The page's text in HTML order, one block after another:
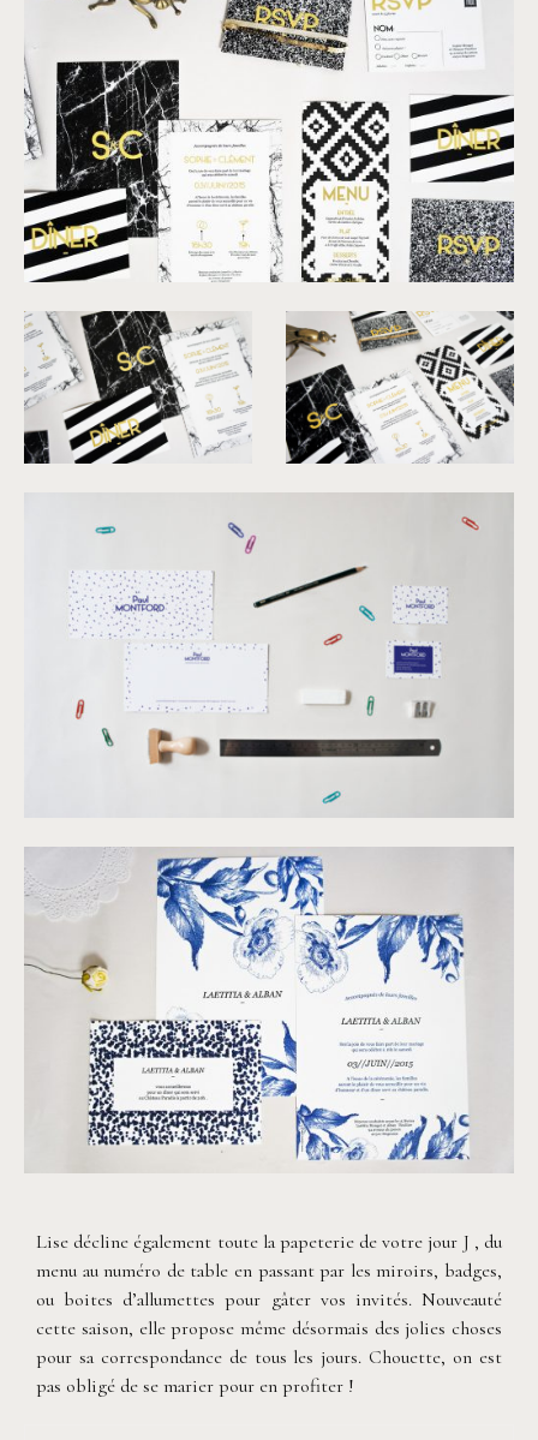
Lise décline également toute la papeterie de votre jour J , du
menu au numéro de table en passant par les miroirs, badges,
ou boites d’allumettes pour gâter vos invités. Nouveauté
cette saison, elle propose même désormais des jolies choses
pour sa correspondance de tous les jours. Chouette, on est
pas obligé de se marier pour en profiter !